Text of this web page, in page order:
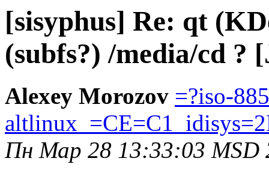
[sisyphus] Re: qt
(subfs?) /media/cd ?
Alexey Morozov =?iso-
Пн Мар 28 13:33:03 MSD